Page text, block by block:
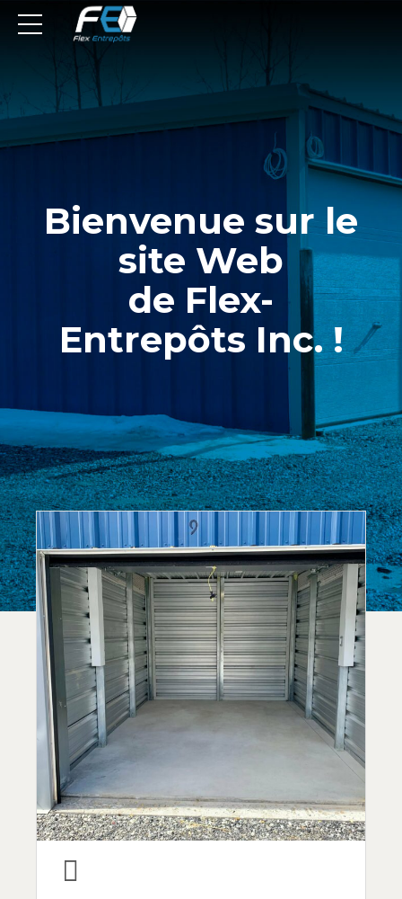
Bienvenue sur le
site Web
de Flex-
Entrepôts Inc. !